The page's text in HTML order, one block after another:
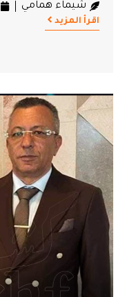
شيماء همامي
اقرأ المزيد